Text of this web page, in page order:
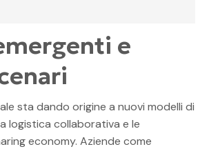
e
sta dando origine a nuovi modelli di
logistica collaborativa e le
economy. Aziende come